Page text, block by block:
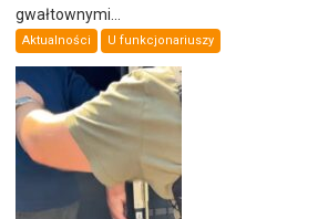
gwałtownymi...
Aktualności U funkcjonariuszy